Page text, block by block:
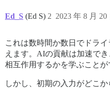
Ed_S (Ed S) 2023 年 8 月
2
これは数時間か数日でドラ
えます。AIの貢献は加速で
相互作用するかを学ぶことが
しかし、初期の入力がどこ